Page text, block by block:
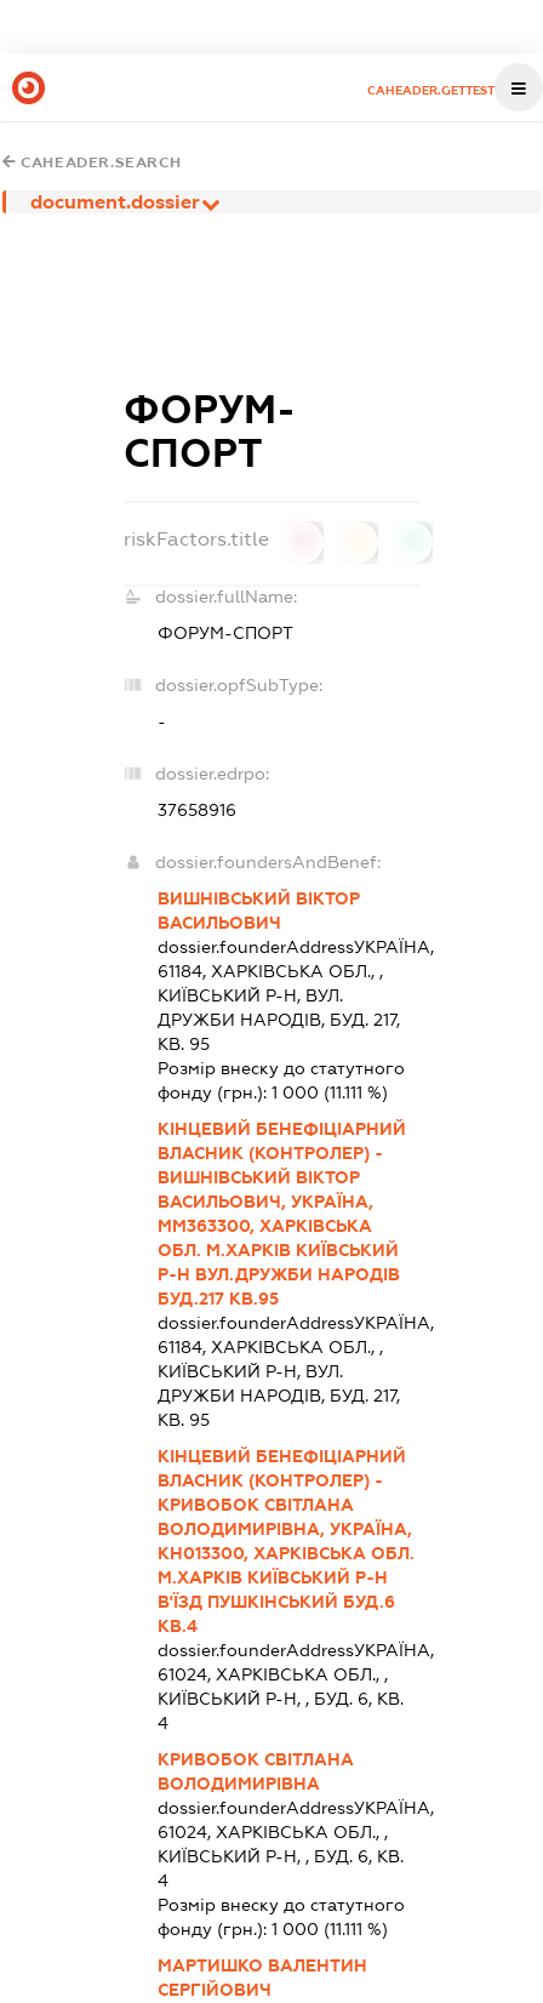
CAHEADER.GETTEST
CAHEADER.SEARCH
document.dossier
ФОРУМ-
СПОРТ
riskFactors.title
dossier.fullName:
ФОРУМ-СПОРТ
dossier.opfSubType:
-
dossier.edrpo:
37658916
dossier.foundersAndBenef:
ВИШНІВСЬКИЙ ВІКТОР
ВАСИЛЬОВИЧ
dossier.founderAddressУКРАЇНА,
61184, ХАРКIВСЬКА ОБЛ., ,
КИЇВСЬКИЙ Р-Н, ВУЛ.
ДРУЖБИ НАРОДІВ, БУД. 217,
КВ. 95
Розмір внеску до статутного
фонду (грн.):1 000 (11.111 %)
КІНЦЕВИЙ БЕНЕФІЦІАРНИЙ
ВЛАСНИК (КОНТРОЛЕР) -
ВИШНІВСЬКИЙ ВІКТОР
ВАСИЛЬОВИЧ, УКРАЇНА,
ММ363300, ХАРКІВСЬКА
ОБЛ. М.ХАРКІВ КИЇВСЬКИЙ
Р-Н ВУЛ.ДРУЖБИ НАРОДІВ
БУД.217 КВ.95
dossier.founderAddressУКРАЇНА,
61184, ХАРКIВСЬКА ОБЛ., ,
КИЇВСЬКИЙ Р-Н, ВУЛ.
ДРУЖБИ НАРОДІВ, БУД. 217,
КВ. 95
КІНЦЕВИЙ БЕНЕФІЦІАРНИЙ
ВЛАСНИК (КОНТРОЛЕР) -
КРИВОБОК СВІТЛАНА
ВОЛОДИМИРІВНА, УКРАЇНА,
КН013300, ХАРКІВСЬКА ОБЛ.
М.ХАРКІВ КИЇВСЬКИЙ Р-Н
В'ЇЗД ПУШКІНСЬКИЙ БУД.6
КВ.4
dossier.founderAddressУКРАЇНА,
61024, ХАРКIВСЬКА ОБЛ., ,
КИЇВСЬКИЙ Р-Н, , БУД. 6, КВ.
4
КРИВОБОК СВІТЛАНА
ВОЛОДИМИРІВНА
dossier.founderAddressУКРАЇНА,
61024, ХАРКIВСЬКА ОБЛ., ,
КИЇВСЬКИЙ Р-Н, , БУД. 6, КВ.
4
Розмір внеску до статутного
фонду (грн.):1 000 (11.111 %)
МАРТИШКО ВАЛЕНТИН
СЕРГІЙОВИЧ